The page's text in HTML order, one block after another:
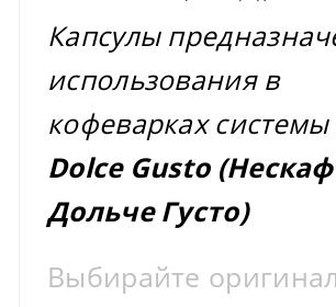
Капсулы
использования в
кофеварках системы
Dolce Gusto
Дольче Густо)
Выбирайте